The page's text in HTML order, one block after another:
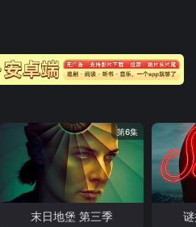
第6集
末日地堡 第三季